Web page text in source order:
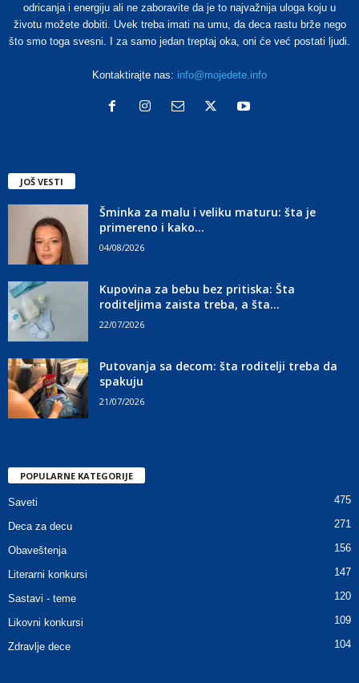
odricanja i energiju ali ne zaboravite da je to najvažnija uloga koju u
životu možete dobiti. Uvek treba imati na umu, da deca rastu brže nego
što smo toga svesni. I za samo jedan treptaj oka, oni će već postati ljudi.
Kontaktirajte nas: info@mojedete.info
JOŠ VESTI
Šminka za malu i veliku maturu: šta je
primereno i kako...
04/08/2026
Kupovina za bebu bez pritiska: Šta
roditeljima zaista treba, a šta...
22/07/2026
Putovanja sa decom: šta roditelji treba da
spakuju
21/07/2026
POPULARNE KATEGORIJE
Saveti 475
Deca za decu 271
Obaveštenja 156
Literarni konkursi 147
Sastavi - teme 120
Likovni konkursi 109
Zdravlje dece 104